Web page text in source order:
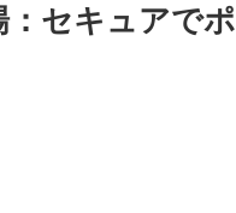
セキュアでポ